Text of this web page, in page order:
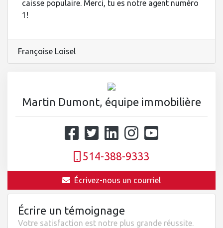
caisse populaire. Merci, tu es notre agent numéro
1!
Françoise Loisel
Martin Dumont, équipe immobilière
514-388-9333
Écrivez-nous un courriel
Écrire un témoignage
Votre satisfaction est notre plus grande réussite.